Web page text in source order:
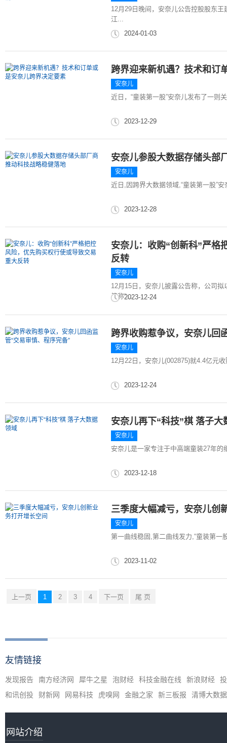
12月29日晚间，安奈儿公告控股股东
江...
2024-01-03
跨界迎来新机遇？技术和订
安奈儿
近日，“童装第一股”安奈儿发布了一则
2023-12-29
安奈儿参股大数据存储头部
安奈儿
近日,因跨界大数据领域,“童装第一股”
2023-12-28
安奈儿：收购“创新科”严格
反转
安奈儿
12月15日，安奈儿披露公告称，公司
简称“...2023-12-24
跨界收购惹争议，安奈儿回
安奈儿
12月22日，安奈儿(002875)就4.4亿元
2023-12-24
安奈儿再下“科技”棋 落子大
安奈儿
安奈儿是一家专注于中高端童装27年的
2023-12-18
三季度大幅减亏，安奈儿创
安奈儿
第一曲线稳固,第二曲线发力,“童装第一
2023-11-02
上一页 1 2 3 4 下一页 尾 页
友情链接
发现报告 南方经济网 犀牛之星 泡财经 科技金融在线 新浪财经
和讯创投
财新网 网易科技 虎嗅网 金融之家 新三板报 清博大数据
网站介绍